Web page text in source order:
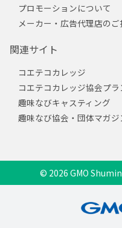
プロモーションについて
メーカー・広告代理店の
関連サイト
コエテコカレッジ
コエテコカレッジ協会プラ
趣味なびキャスティング
趣味なび協会・団体マガジ
© 2026 GMO